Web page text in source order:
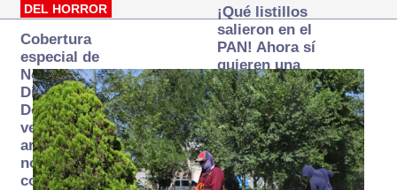
DEL HORROR
Cobertura
especial de
Norte
Digital:
Donde la
verdad
arde… pero
no se
consume
¡Qué listillos
salieron en el
PAN! Ahora sí
quieren una
Fiscalía
autónoma… y
transexenal